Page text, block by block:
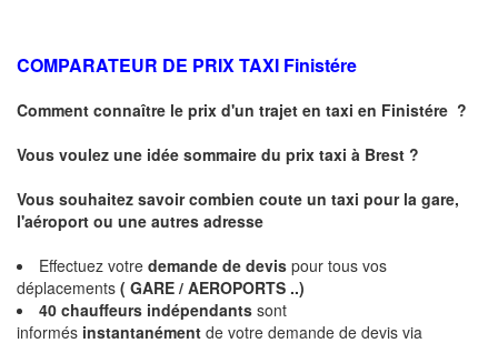
COMPARATEUR DE PRIX TAXI Finistére
Comment connaître le prix d'un trajet en taxi en Finistére ?
Vous voulez une idée sommaire du prix taxi à Brest ?
Vous souhaitez savoir combien coute un taxi pour la gare,
l'aéroport ou une autres adresse
Effectuez votre demande de devis pour tous vos
déplacements ( GARE / AEROPORTS ..)
40 chauffeurs indépendants sont
informés instantanément de votre demande de devis via